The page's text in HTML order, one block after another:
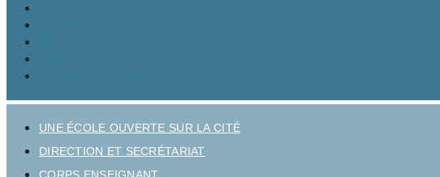
UNE ÉCOLE OUVERTE SUR LA CITÉ
DIRECTION ET SECRÉTARIAT